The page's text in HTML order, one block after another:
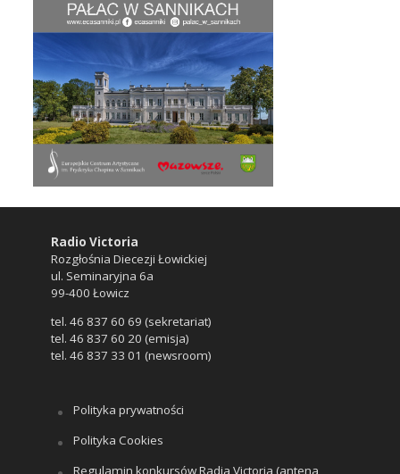
Radio Victoria
Rozgłośnia Diecezji Łowickiej
ul. Seminaryjna 6a
99-400 Łowicz
tel. 46 837 60 69 (sekretariat)
tel. 46 837 60 20 (emisja)
tel. 46 837 33 01 (newsroom)
Polityka prywatności
Polityka Cookies
Regulamin konkursów Radia Victoria (antena,